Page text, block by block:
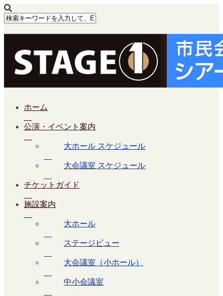
ホーム
公演・イベント案内
大ホール スケジュール
大会議室 スケジュール
チケットガイド
施設案内
大ホール
ステージビュー
大会議室（小ホール）
中小会議室